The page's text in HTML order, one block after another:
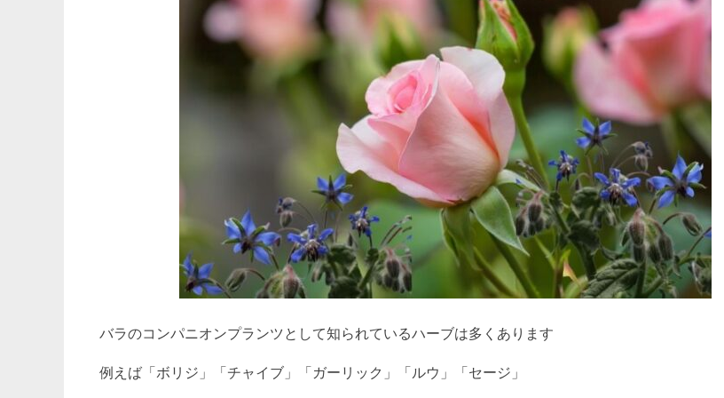
バラのコンパニオンプランツとして知られているハーブは多くあります
例えば「ボリジ」「チャイブ」「ガーリック」「ルウ」「セージ」